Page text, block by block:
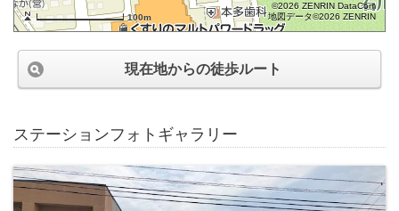
100m
©2026 ZENRIN DataCom
地図データ©2026 ZENRIN
現在地からの徒歩ルート
ステーションフォトギャラリー